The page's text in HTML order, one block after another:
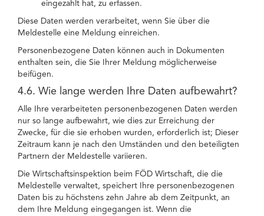
eingezahlt hat, zu erfassen.
Diese Daten werden verarbeitet, wenn Sie über die
Meldestelle eine Meldung einreichen.
Personenbezogene Daten können auch in Dokumenten
enthalten sein, die Sie Ihrer Meldung möglicherweise
beifügen.
4.6. Wie lange werden Ihre Daten aufbewahrt?
Alle Ihre verarbeiteten personenbezogenen Daten werden
nur so lange aufbewahrt, wie dies zur Erreichung der
Zwecke, für die sie erhoben wurden, erforderlich ist; Dieser
Zeitraum kann je nach den Umständen und den beteiligten
Partnern der Meldestelle variieren.
Die Wirtschaftsinspektion beim FÖD Wirtschaft, die die
Meldestelle verwaltet, speichert Ihre personenbezogenen
Daten bis zu höchstens zehn Jahre ab dem Zeitpunkt, an
dem Ihre Meldung eingegangen ist. Wenn die